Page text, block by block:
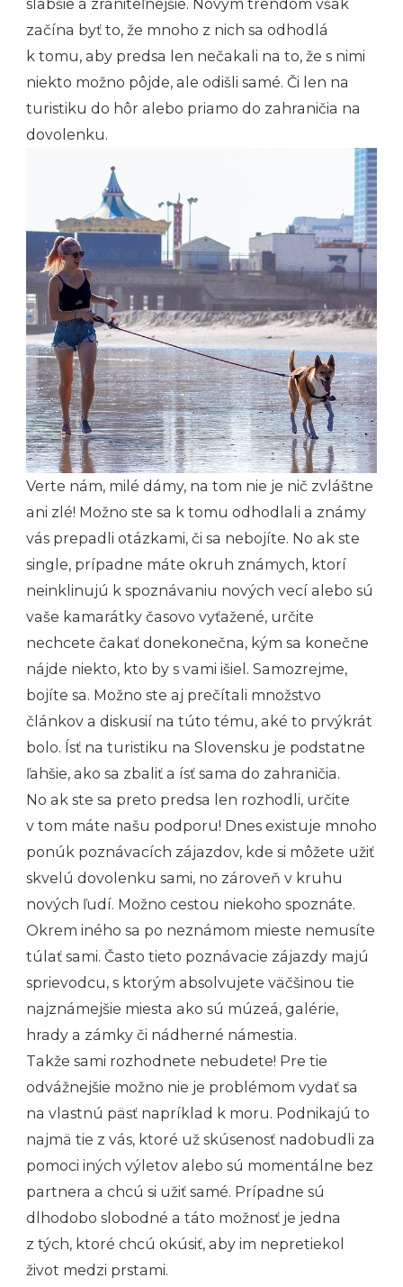
slabšie a zraniteľnejšie. Novým trendom však
začína byť to, že mnoho z nich sa odhodlá
k tomu, aby predsa len nečakali na to, že s nimi
niekto možno pôjde, ale odišli samé. Či len na
turistiku do hôr alebo priamo do zahraničia na
dovolenku.
Verte nám, milé dámy, na tom nie je nič zvláštne
ani zlé! Možno ste sa k tomu odhodlali a známy
vás prepadli otázkami, či sa nebojíte. No ak ste
single, prípadne máte okruh známych, ktorí
neinklinujú k spoznávaniu nových vecí alebo sú
vaše kamarátky časovo vyťažené, určite
nechcete čakať donekonečna, kým sa konečne
nájde niekto, kto by s vami išiel. Samozrejme,
bojíte sa. Možno ste aj prečítali množstvo
článkov a diskusií na túto tému, aké to prvýkrát
bolo. Ísť na turistiku na Slovensku je podstatne
ľahšie, ako sa zbaliť a ísť sama do zahraničia.
No ak ste sa preto predsa len rozhodli, určite
v tom máte našu podporu! Dnes existuje mnoho
ponúk poznávacích zájazdov, kde si môžete užiť
skvelú dovolenku sami, no zároveň v kruhu
nových ľudí. Možno cestou niekoho spoznáte.
Okrem iného sa po neznámom mieste nemusíte
túlať sami. Často tieto poznávacie zájazdy majú
sprievodcu, s ktorým absolvujete väčšinou tie
najznámejšie miesta ako sú múzeá, galérie,
hrady a zámky či nádherné námestia.
Takže sami rozhodnete nebudete! Pre tie
odvážnejšie možno nie je problémom vydať sa
na vlastnú päsť napríklad k moru. Podnikajú to
najmä tie z vás, ktoré už skúsenosť nadobudli za
pomoci iných výletov alebo sú momentálne bez
partnera a chcú si užiť samé. Prípadne sú
dlhodobo slobodné a táto možnosť je jedna
z tých, ktoré chcú okúsiť, aby im nepretiekol
život medzi prstami.